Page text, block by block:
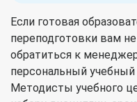
Если готовая
переподготовки вам
обратиться к
персональный
Методисты учебного